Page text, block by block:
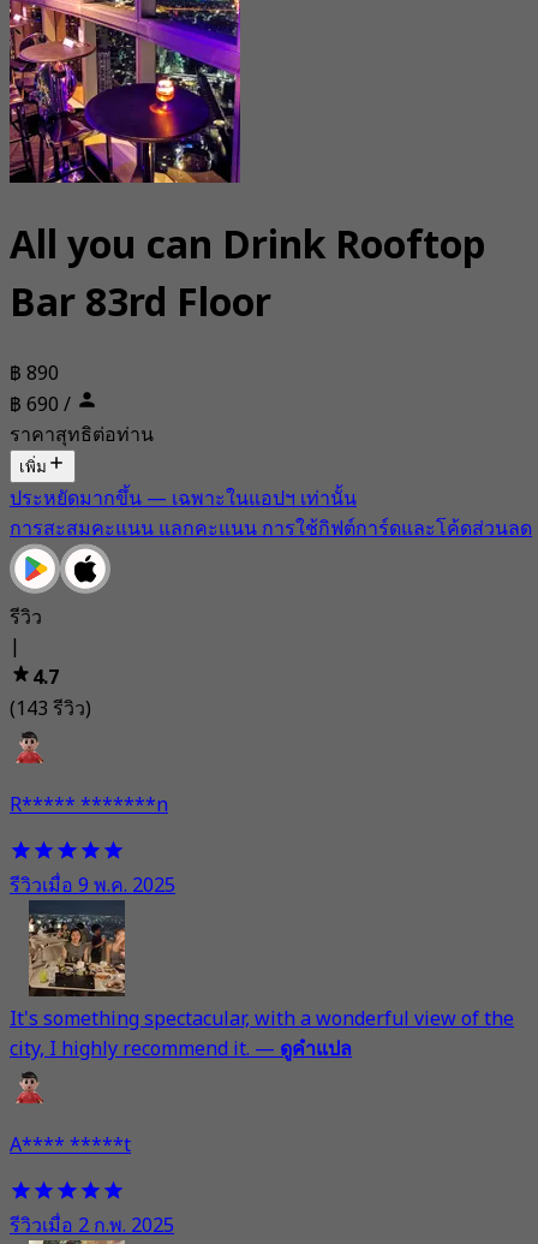
All you can Drink Rooftop
Bar 83rd Floor
฿ 890
฿ 690 /
ราคาสุทธิต่อท่าน
เพิ่ม
ประหยัดมากขึ้น — เฉพาะในแอปฯ เท่านั้น
การสะสมคะแนน แลกคะแนน การใช้กิฟต์การ์ดและโค้ดส่วนลด
รีวิว
|
4.7
(143 รีวิว)
R***** *******n
รีวิวเมื่อ 9 พ.ค. 2025
It's something spectacular, with a wonderful view of the
city, I highly recommend it. — ดูคำแปล
A**** *****t
รีวิวเมื่อ 2 ก.พ. 2025